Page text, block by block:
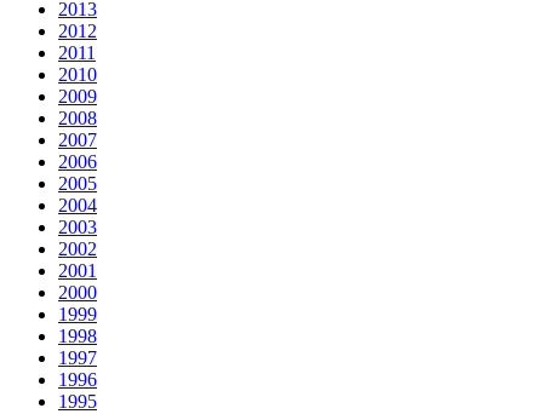
2013
2012
2011
2010
2009
2008
2007
2006
2005
2004
2003
2002
2001
2000
1999
1998
1997
1996
1995